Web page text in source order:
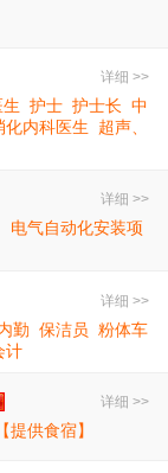
详细 >>
护士 护士长 中
化内科医生
超声、
详细 >>
电气自动化安装项
详细 >>
勤 保洁员 粉体车
计
详细 >>
提供食宿】